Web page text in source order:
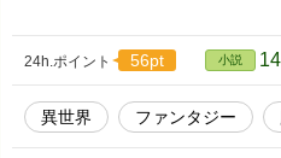
ら申し訳ありません。 広い心で見
い下さい。 ※念の為にR15をつけてお
許し下さい。 以下の作品も投稿してお
しょう〜子狼に気に入られた男の転
24h.ポイント 56pt 小説
異世界 ファンタジー